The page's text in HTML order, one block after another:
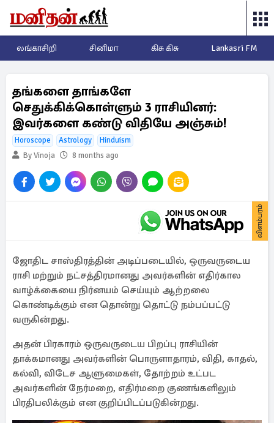
லங்காசிறி சினிமா கிசு கிசு Lankasri FM
தங்களை தாங்களே
செதுக்கிக்கொள்ளும் 3 ராசியினர்:
இவர்களை கண்டு விதியே அஞ்சும்!
Horoscope Astrology
Hinduism
By Vinoja
8 months ago
விளம்பரம்
ஜோதிட சாஸ்திரத்தின் அடிப்படையில், ஒருவருடைய
ராசி மற்றும் நட்சத்திரமானது அவர்களின் எதிர்கால
வாழ்க்கையை நிர்னயம் செய்யும் ஆற்றலை
கொண்டிக்கும் என தொன்று தொட்டு நம்பப்பட்டு
வருகின்றது.
அதன் பிரகாரம் ஒருவருடைய பிறப்பு ராசியின்
தாக்கமானது அவர்களின் பொருளாதாரம், விதி, காதல்,
கல்வி, விடேச ஆளுமைகள், தோற்றம் உட்பட
அவர்களின் நேர்மறை, எதிர்மறை குணங்களிலும்
பிரதிபலிக்கும் என குறிப்பிடப்படுகின்றது.